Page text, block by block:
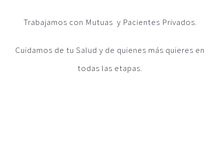
Trabajamos con Mutuas y Pacientes Privados.
Cuidamos de tu Salud y de quienes más quieres en
todas las etapas.